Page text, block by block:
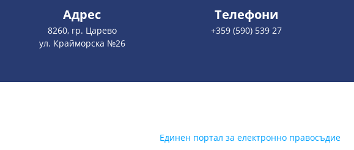
Адрес
8260, гр. Царево
ул. Крайморска №26
Телефони
+359 (590) 539 27
Единен портал за електронно правосъдие